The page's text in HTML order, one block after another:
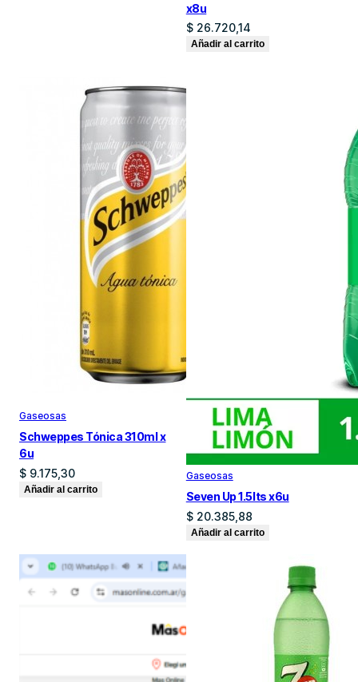
x8u
$26.720,14
Añadir al carrito
Gaseosas
Schweppes Tónica 310ml x
6u
$ 9.175,30
Añadir al carrito
Gaseosas
Seven Up 1.5lts x6u
$20.385,88
Añadir al carrito